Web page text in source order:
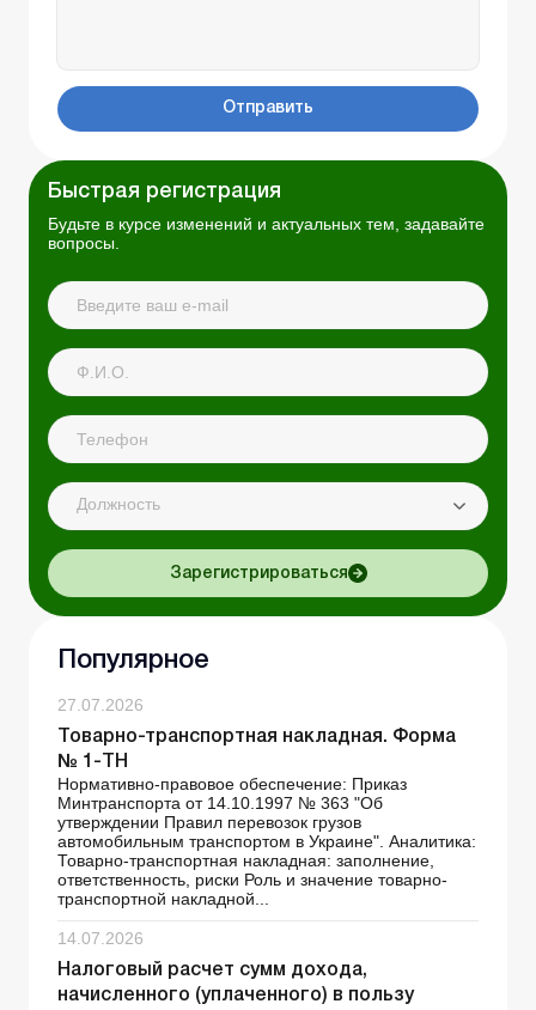
Отправить
Быстрая регистрация
Будьте в курсе изменений и актуальных тем, задавайте
вопросы.
Должность
Зарегистрироваться
Популярное
27.07.2026
Товарно-транспортная накладная. Форма
№ 1-ТН
Нормативно-правовое обеспечение: Приказ
Минтранспорта от 14.10.1997 № 363 "Об
утверждении Правил перевозок грузов
автомобильным транспортом в Украине". Аналитика:
Товарно-транспортная накладная: заполнение,
ответственность, риски Роль и значение товарно-
транспортной накладной...
14.07.2026
Налоговый расчет сумм дохода,
начисленного (уплаченного) в пользу